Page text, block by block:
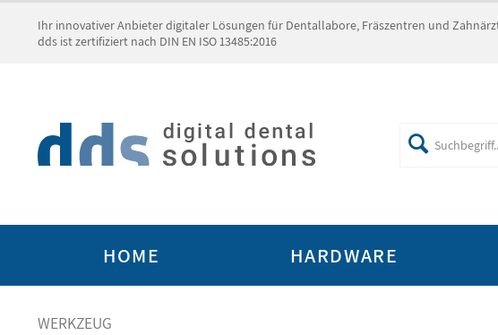
Ihr innovativer Anbieter digitaler Lösungen für Dentallabore, Fräszentren und
dds ist zertifiziert nach DIN EN ISO 13485:2016
HOME HARDWARE
WERKZEUG